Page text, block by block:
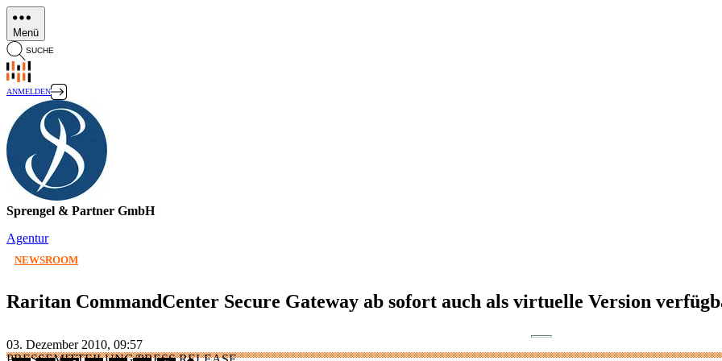
Direkt
zum
Inhalt
Menü
SUCHE
ANMELDEN
Sprengel & Partner GmbH
Agentur
NEWSROOM
Raritan CommandCenter Secure Gateway ab sofort auch als virtuelle Version
03. Dezember 2010, 09:57